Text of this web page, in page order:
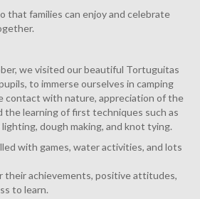
that families can enjoy and celebrate
, we visited our beautiful Tortuguitas
, to immerse ourselves in camping
contact with nature, appreciation of the
the learning of first techniques such as
dough making, and knot tying.
with games, water activities, and lots
their achievements, positive attitudes,
to learn.